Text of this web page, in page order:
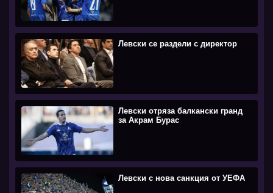
Левски се раздели с директор
Левски отряза балкански гранд
за Акрам Бурас
Левски с нова санкция от УЕФА